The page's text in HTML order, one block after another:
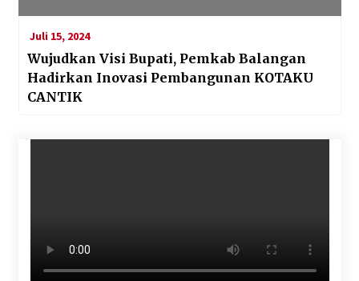
Juli 15, 2024
Wujudkan Visi Bupati, Pemkab Balangan
Hadirkan Inovasi Pembangunan KOTAKU
CANTIK